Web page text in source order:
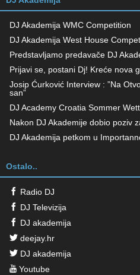
DJ Akademija WMC Competition
DJ Akademija West House
Predstavljamo predavače DJ
Prijavi se, postani Dj! Kreće nova
Josip Ćurković Interview : ”Na
san”
DJ Academy Croatia Sommer
Nakon DJ Akademije dobio poziv
DJ Akademija petkom u
Ostalo..
Radio DJ
DJ Televizija
DJ akademija
deejay.hr
DJ akademija
Youtube